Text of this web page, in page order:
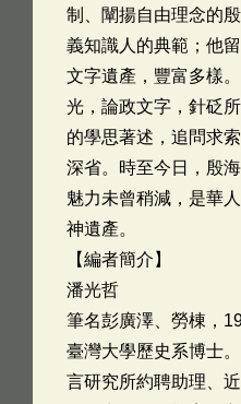
制、闡揚自由理念的
義知識人的典範；他
文字遺產，豐富多樣
光，論政文字，針砭
的學思著述，追問求
深省。時至今日，殷
魅力未曾稍減，是華
神遺產。
【編者簡介】
潘光哲
筆名彭廣澤、勞棟，
臺灣大學歷史系博士
言研究所約聘助理、